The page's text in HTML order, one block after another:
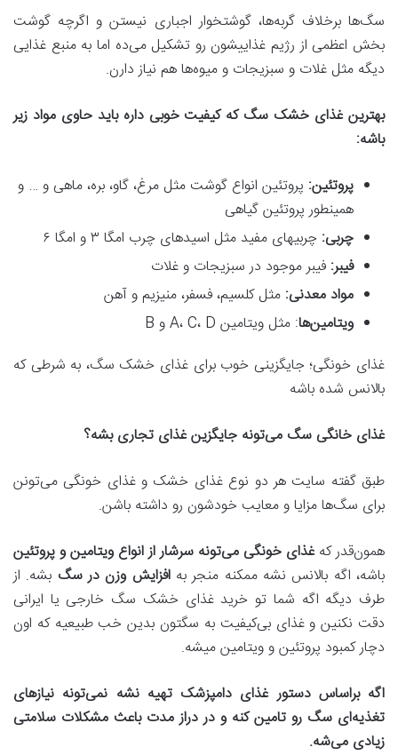
سگ‌ها برخلاف گربه‌ها، گوشتخوار اجباری نیستن و اگرچه گوشت
بخش اعظمی از رژیم غذاییشون رو تشکیل می‌ده اما به منبع غذایی
دیگه مثل غلات و سبزیجات و میوه‌ها هم نیاز دارن.
بهترین غذای خشک سگ که کیفیت خوبی داره باید حاوی مواد زیر
باشه:
پروتئین: پروتئین انواع گوشت مثل مرغ، گاو، بره، ماهی و … و
همینطور پروتئین گیاهی
چربی: چربیهای مفید مثل اسیدهای چرب امگا ۳ و امگا ۶
فیبر: فیبر موجود در سبزیجات و غلات
مواد معدنی: مثل کلسیم، فسفر، منیزیم و آهن
ویتامین‌ها: مثل ویتامین A، C، D و B
غذای خونگی؛ جایگزینی خوب برای غذای خشک سگ، به شرطی که
بالانس شده باشه
غذای خانگی سگ می‌تونه جایگزین غذای تجاری بشه؟
طبق گفته سایت هر دو نوع غذای خشک و غذای خونگی می‌تونن
برای سگ‌ها مزایا و معایب خودشون رو داشته باشن.
همون‌قدر کهغذای خونگی می‌تونه سرشار از انواع ویتامین و پروتئین
باشه، اگه بالانس نشه ممکنه منجر بهافزایش وزن در سگ بشه. از
طرف دیگه اگه شما تو خرید غذای خشک سگ خارجی یا ایرانی
دقت نکنین و غذای بی‌کیفیت به سگتون بدین خب طبیعیه که اون
دچار کمبود پروتئین و ویتامین میشه.
اگه براساس دستور غذای دامپزشک تهیه نشه نمی‌تونه نیازهای
تغذیه‌ای سگ رو تامین کنه و در دراز مدت باعث مشکلات سلامتی
زیادی می‌شه.